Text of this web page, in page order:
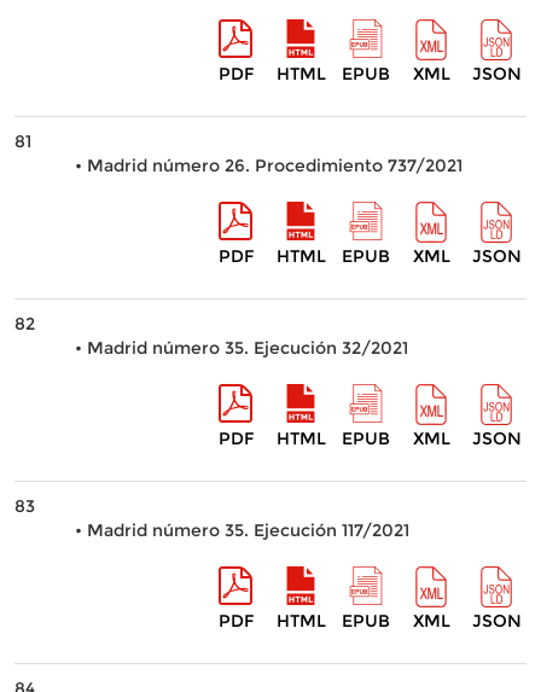
PDF HTML EPUB XML JSON
81
• Madrid número 26. Procedimiento 737/2021
PDF HTML EPUB XML JSON
82
• Madrid número 35. Ejecución 32/2021
PDF HTML EPUB XML JSON
83
• Madrid número 35. Ejecución 117/2021
PDF HTML EPUB XML JSON